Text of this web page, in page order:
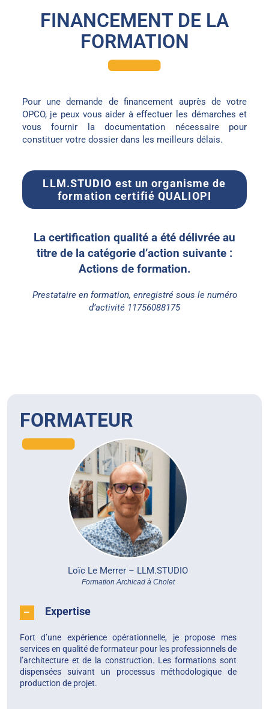
FINANCEMENT DE LA
FORMATION
Pour une demande de financement auprès de votre
OPCO, je peux vous aider à effectuer les démarches et
vous fournir la documentation nécessaire pour
constituer votre dossier dans les meilleurs délais.
LLM.STUDIO est un organisme de
formation certifié QUALIOPI
La certification qualité a été délivrée au
titre de la catégorie d’action suivante :
Actions de formation.
Prestataire en formation, enregistré sous le numéro
d’activité 11756088175
FORMATEUR
Loïc Le Merrer – LLM.STUDIO
Formation Archicad à Cholet
Expertise
Fort d’une expérience opérationnelle, je propose mes
services en qualité de formateur pour les professionnels de
l’architecture et de la construction. Les formations sont
dispensées suivant un processus méthodologique de
production de projet.